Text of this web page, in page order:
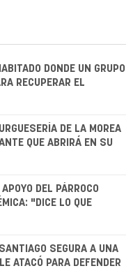
DONDE UN GRUPO
RECUPERAR EL
DE LA MOREA
QUE ABRIRÁ EN SU
DEL PÁRROCO
"DICE LO QUE
SEGURA A UNA
ATACÓ PARA DEFENDER